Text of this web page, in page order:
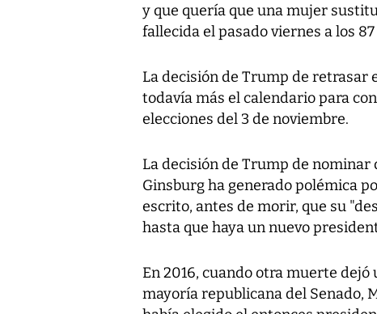
y que quería que una mujer
fallecida el pasado viernes a los
La decisión de Trump de retrasar
todavía más el calendario para
elecciones del 3 de noviembre.
La decisión de Trump de
Ginsburg ha generado polémica
escrito, antes de morir, que su
hasta que haya un nuevo
En 2016, cuando otra muerte
mayoría republicana del Senado,